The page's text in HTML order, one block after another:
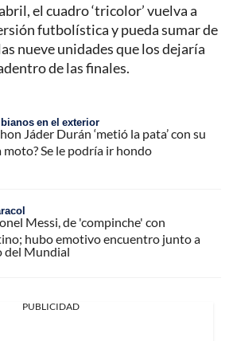
el cuadro ‘tricolor’ vuelva a
futbolística y pueda sumar de
nueve unidades que los dejaría
de las finales.
en el exterior
Jáder Durán ‘metió la pata’ con su
moto? Se le podría ir hondo
Messi, de 'compinche' con
hubo emotivo encuentro junto a
del Mundial
PUBLICIDAD